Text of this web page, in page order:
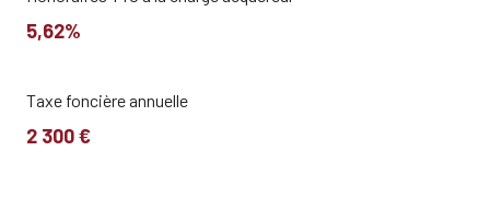
5,62%
Taxe foncière annuelle
2 300 €